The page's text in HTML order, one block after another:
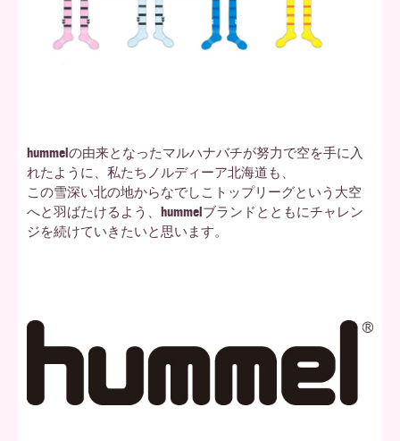
海
hummelの由来となったマルハナバチが努力で空を手に入
れたように、私たちノルディーア北海道も、
この雪深い北の地からなでしこトップリーグという大空
へと羽ばたけるよう、hummelブランドとともにチャレン
ジを続けていきたいと思います。